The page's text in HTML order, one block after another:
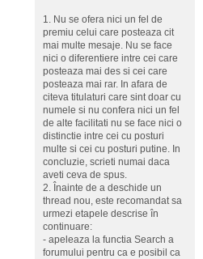
1. Nu se ofera nici un fel de
premiu celui care posteaza cit
mai multe mesaje. Nu se face
nici o diferentiere intre cei care
posteaza mai des si cei care
posteaza mai rar. In afara de
citeva titulaturi care sint doar cu
numele si nu confera nici un fel
de alte facilitati nu se face nici o
distinctie intre cei cu posturi
multe si cei cu posturi putine. In
concluzie, scrieti numai daca
aveti ceva de spus.
2. Înainte de a deschide un
thread nou, este recomandat sa
urmezi etapele descrise în
continuare:
- apeleaza la functia Search a
forumului pentru ca e posibil ca